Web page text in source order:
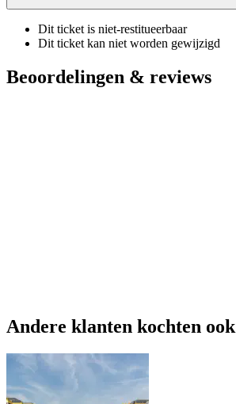
Dit ticket is niet-restitueerbaar
Dit ticket kan niet worden gewijzigd
Beoordelingen & reviews
Andere klanten kochten ook